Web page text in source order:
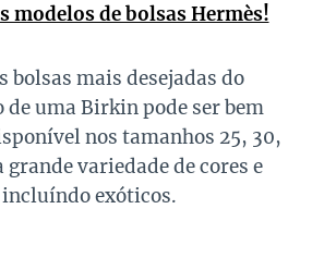
modelos de bolsas Hermès!
bolsas mais desejadas do
de uma Birkin pode ser bem
nos tamanhos 25, 30,
grande variedade de cores e
exóticos.